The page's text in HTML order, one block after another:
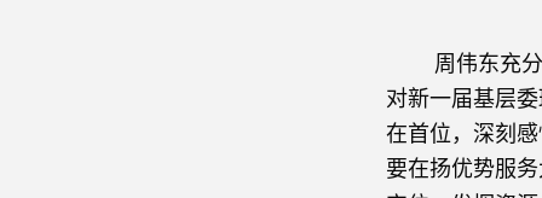
周伟东充分肯
对新一届基层
在首位，深刻
要在扬优势服